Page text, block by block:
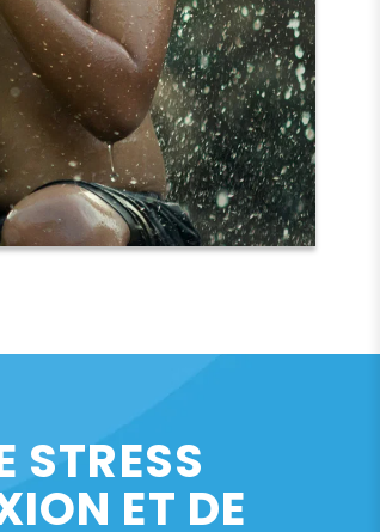
STRESS
ET DE